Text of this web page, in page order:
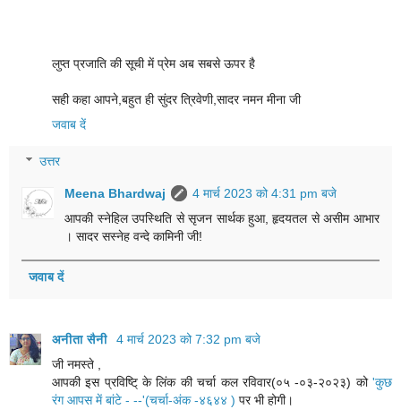
लुप्त प्रजाति की सूची में प्रेम अब सबसे ऊपर है
सही कहा आपने,बहुत ही सुंदर त्रिवेणी,सादर नमन मीना जी
जवाब दें
उत्तर
Meena Bhardwaj
4 मार्च 2023 को 4:31 pm बजे
आपकी स्नेहिल उपस्थिति से सृजन सार्थक हुआ, हृदयतल से असीम आभार
। सादर सस्नेह वन्दे कामिनी जी!
जवाब दें
अनीता सैनी
4 मार्च 2023 को 7:32 pm बजे
जी नमस्ते ,
आपकी इस प्रविष्टि् के लिंक की चर्चा कल रविवार(०५ -०३-२०२३) को 'कुछ
रंग आपस में बांटे - --'(चर्चा-अंक -४६४४ ) पर भी होगी।